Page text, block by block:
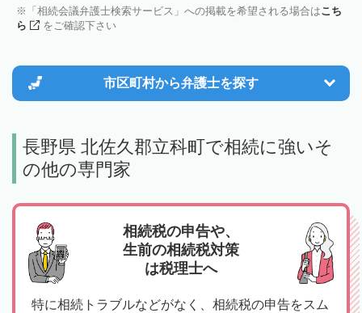
「相続会議弁護士検索サービス」への掲載を希望される場合はこち
ら
をご確認下さい
市区町村から弁護士を探す
長野県 北佐久郡立科町で相続に強いそ
の他の専門家
相続税の申告や、
生前の相続税対策
は税理士へ
特に相続トラブルなどがなく、相続税の申告をスム